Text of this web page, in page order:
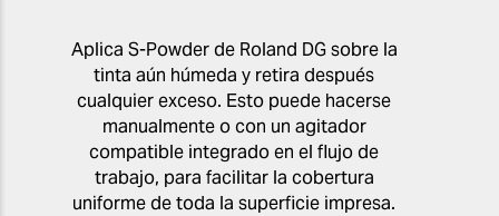
Aplica S-Powder de Roland DG sobre la
tinta aún húmeda y retira después
cualquier exceso. Esto puede hacerse
manualmente o con un agitador
compatible integrado en el flujo de
trabajo, para facilitar la cobertura
uniforme de toda la superficie impresa.